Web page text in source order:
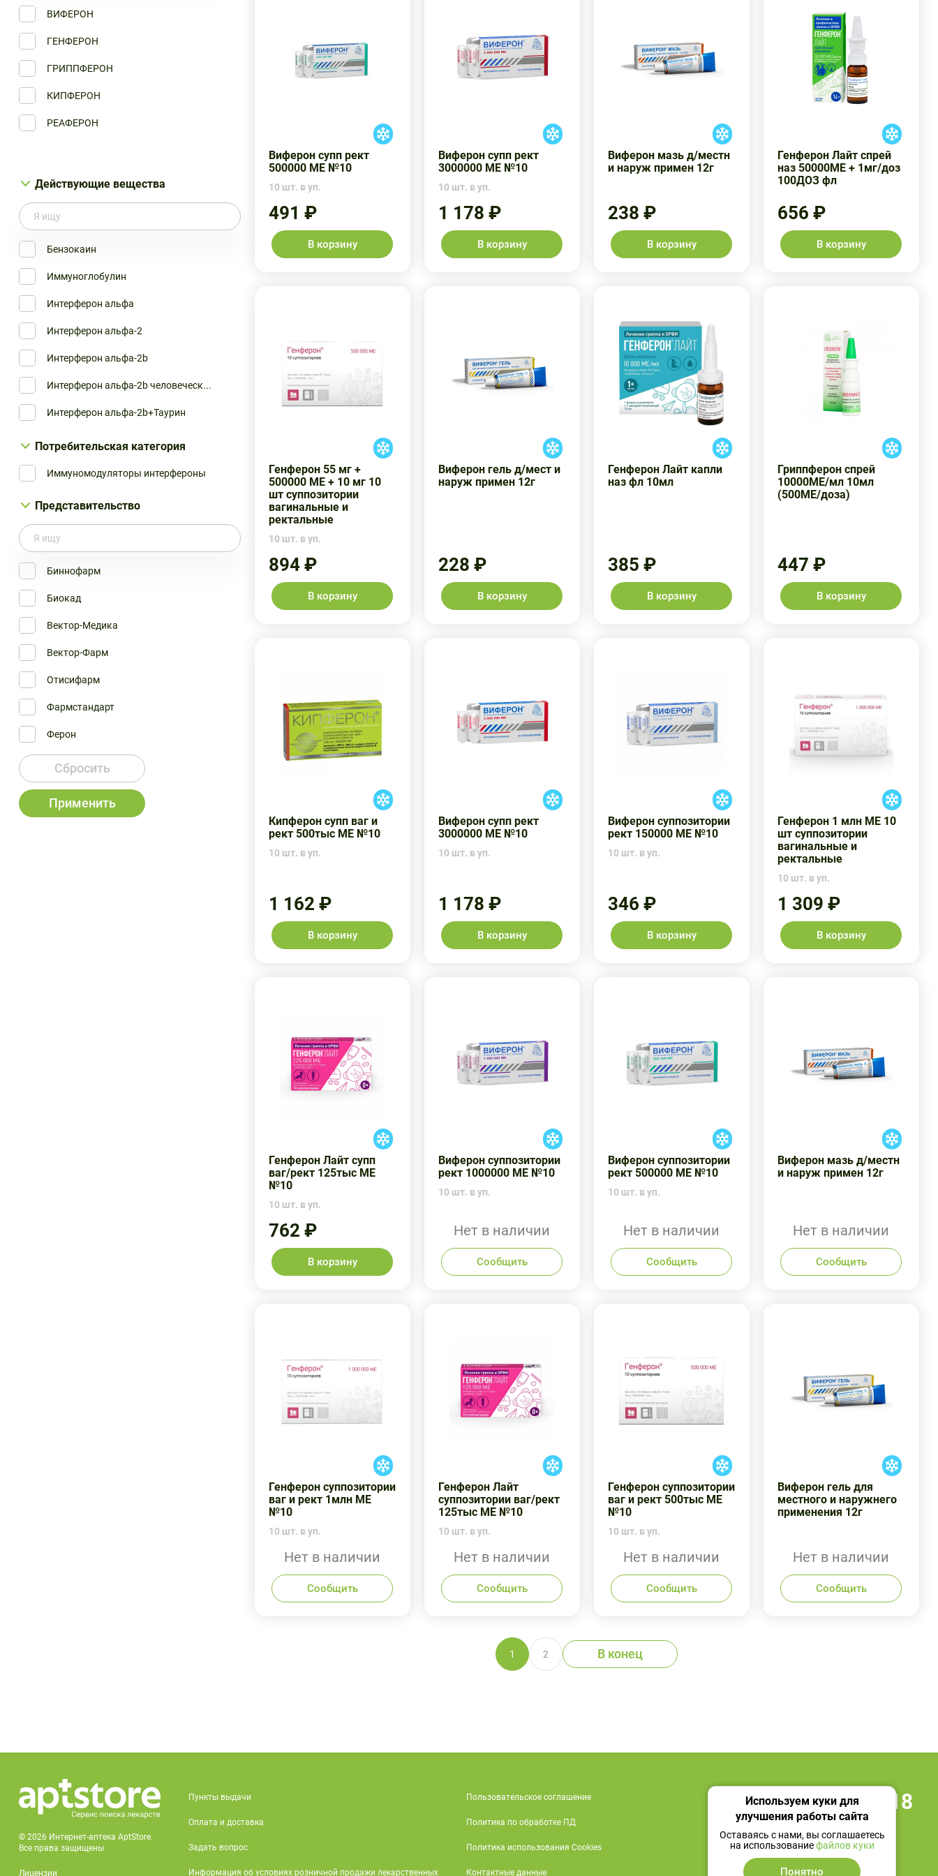
Вектор-Медика ЗАО
ПК-137 ООО
Фармапарк ООО/Фармстандарт-Уфа...
Ферон
Ферон
ВИФЕРОН
ГЕНФЕРОН
ГРИППФЕРОН
КИПФЕРОН
РЕАФЕРОН
Действующие вещества
Бензокаин
Иммуноглобулин
Интерферон альфа
Интерферон альфа-2
Интерферон альфа-2b
Интерферон альфа-2b человеческ...
Интерферон альфа-2b+Таурин
Интерферон альфа2b
Потребительская категория
Иммуномодуляторы интерфероны
Представительство
Биннофарм
Биокад
Вектор-Медика
Вектор-Фарм
Отисифарм
Фармстандарт
Ферон
Фирн-М
Сбросить
Применить
Виферон супп рект
500000 МЕ №10
10 шт. в уп.
491 ₽
В корзину
Виферон супп рект
3000000 МЕ №10
10 шт. в уп.
1 178 ₽
В корзину
Виферон мазь д/местн
и наруж примен 12г
238 ₽
В корзину
Генферон Лайт спрей
наз 50000МЕ + 1мг/доз
100ДОЗ фл
656 ₽
В корзину
Генферон 55 мг +
500000 МЕ + 10 мг 10
шт суппозитории
вагинальные и
ректальные
10 шт. в уп.
894 ₽
В корзину
Виферон гель д/мест и
наруж примен 12г
228 ₽
В корзину
Генферон Лайт капли
наз фл 10мл
385 ₽
В корзину
Гриппферон спрей
10000МЕ/мл 10мл
(500МЕ/доза)
447 ₽
В корзину
Кипферон супп ваг и
рект 500тыс МЕ №10
10 шт. в уп.
1 162 ₽
В корзину
Виферон супп рект
3000000 МЕ №10
10 шт. в уп.
1 178 ₽
В корзину
Виферон суппозитории
рект 150000 МЕ №10
10 шт. в уп.
346 ₽
В корзину
Генферон 1 млн МЕ 10
шт суппозитории
вагинальные и
ректальные
10 шт. в уп.
1 309 ₽
В корзину
Генферон Лайт супп
ваг/рект 125тыс МЕ
№10
10 шт. в уп.
762 ₽
В корзину
Виферон суппозитории
рект 1000000 МЕ №10
10 шт. в уп.
Нет в наличии
Сообщить
Виферон суппозитории
рект 500000 МЕ №10
10 шт. в уп.
Нет в наличии
Сообщить
Виферон мазь д/местн
и наруж примен 12г
Нет в наличии
Сообщить
Генферон суппозитории
ваг и рект 1млн МЕ
№10
10 шт. в уп.
Нет в наличии
Сообщить
Генферон Лайт
суппозитории ваг/рект
125тыс МЕ №10
10 шт. в уп.
Нет в наличии
Сообщить
Генферон суппозитории
ваг и рект 500тыс МЕ
№10
10 шт. в уп.
Нет в наличии
Сообщить
Виферон гель для
местного и наружнего
применения 12г
Нет в наличии
Сообщить
1 2 В конец
© 2026 Интернет-аптека AptStore.
Все права защищены
Лицензии
Пункты выдачи
Оплата и доставка
Задать вопрос
Информация об условиях розничной продажи лекарственных
Пользовательское соглашение
Политика по обработке ПД
Политика использования Cookies
Контактные данные
+7 495 419 18 18
Используем куки для
улучшения работы сайта
Оставаясь с нами, вы соглашаетесь
на использованиефайлов куки
Понятно